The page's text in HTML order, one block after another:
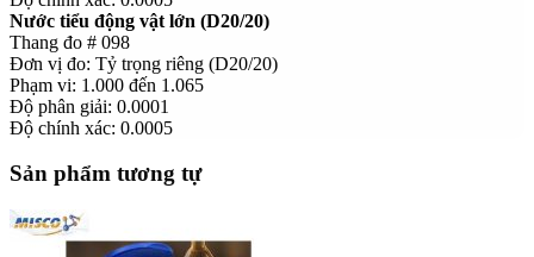
Nước tiểu động vật lớn (D20/20)
Thang đo # 098
Đơn vị đo: Tỷ trọng riêng (D20/20)
Phạm vi: 1.000 đến 1.065
Độ phân giải: 0.0001
Độ chính xác: 0.0005
Sản phẩm tương tự